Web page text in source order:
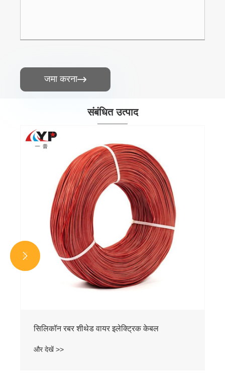
जमा करना
संबंधित उत्पाद
सिलिकॉन रबर लचीला कॉर्ड लचीला तार
और देखें >>

